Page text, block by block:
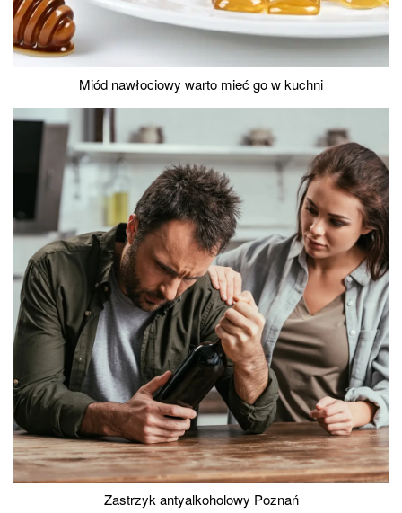
Miód nawłociowy warto mieć go w kuchni
Zastrzyk antyalkoholowy Poznań